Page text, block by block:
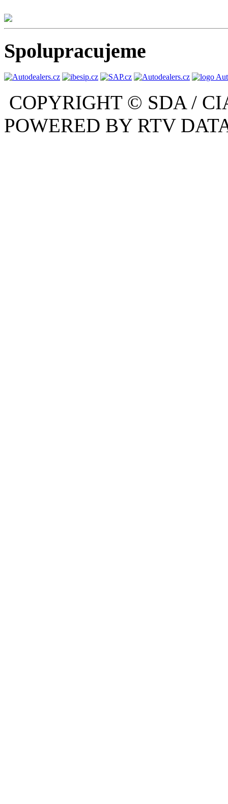
Spolupracujeme
COPYRIGHT © SDA /
POWERED BY RTV